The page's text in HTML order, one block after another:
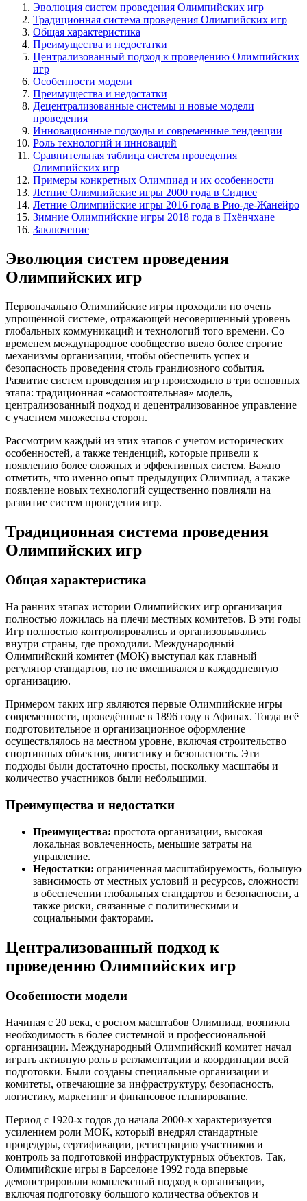
Эволюция систем проведения Олимпийских игр
Традиционная система проведения Олимпийских игр
Общая характеристика
Преимущества и недостатки
Централизованный подход к проведению Олимпийских
игр
Особенности модели
Преимущества и недостатки
Децентрализованные системы и новые модели
проведения
Инновационные подходы и современные тенденции
Роль технологий и инноваций
Сравнительная таблица систем проведения
Олимпийских игр
Примеры конкретных Олимпиад и их особенности
Летние Олимпийские игры 2000 года в Сиднее
Летние Олимпийские игры 2016 года в Рио-де-Жанейро
Зимние Олимпийские игры 2018 года в Пхёнчхане
Заключение
Эволюция систем проведения
Олимпийских игр
Первоначально Олимпийские игры проходили по очень
упрощённой системе, отражающей несовершенный уровень
глобальных коммуникаций и технологий того времени. Со
временем международное сообщество ввело более строгие
механизмы организации, чтобы обеспечить успех и
безопасность проведения столь грандиозного события.
Развитие систем проведения игр происходило в три основных
этапа: традиционная «самостоятельная» модель,
централизованный подход и децентрализованное управление
с участием множества сторон.
Рассмотрим каждый из этих этапов с учетом исторических
особенностей, а также тенденций, которые привели к
появлению более сложных и эффективных систем. Важно
отметить, что именно опыт предыдущих Олимпиад, а также
появление новых технологий существенно повлияли на
развитие систем проведения игр.
Традиционная система проведения
Олимпийских игр
Общая характеристика
На ранних этапах истории Олимпийских игр организация
полностью ложилась на плечи местных комитетов. В эти годы
Игр полностью контролировались и организовывались
внутри страны, где проходили. Международный
Олимпийский комитет (МОК) выступал как главный
регулятор стандартов, но не вмешивался в каждодневную
организацию.
Примером таких игр являются первые Олимпийские игры
современности, проведённые в 1896 году в Афинах. Тогда всё
подготовительное и организационное оформление
осуществлялось на местном уровне, включая строительство
спортивных объектов, логистику и безопасность. Эти
подходы были достаточно просты, поскольку масштабы и
количество участников были небольшими.
Преимущества и недостатки
Преимущества: простота организации, высокая
локальная вовлеченность, меньшие затраты на
управление.
Недостатки: ограниченная масштабируемость, большую
зависимость от местных условий и ресурсов, сложности
в обеспечении глобальных стандартов и безопасности, а
также риски, связанные с политическими и
социальными факторами.
Централизованный подход к
проведению Олимпийских игр
Особенности модели
Начиная с 20 века, с ростом масштабов Олимпиад, возникла
необходимость в более системной и профессиональной
организации. Международный Олимпийский комитет начал
играть активную роль в регламентации и координации всей
подготовки. Были созданы специальные организации и
комитеты, отвечающие за инфраструктуру, безопасность,
логистику, маркетинг и финансовое планирование.
Период с 1920-х годов до начала 2000-х характеризуется
усилением роли МОК, который внедрял стандартные
процедуры, сертификации, регистрацию участников и
контроль за подготовкой инфраструктурных объектов. Так,
Олимпийские игры в Барселоне 1992 года впервые
демонстрировали комплексный подход к организации,
включая подготовку большого количества объектов и